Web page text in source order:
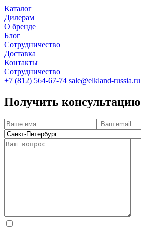
Каталог
Дилерам
О бренде
Блог
Сотрудничество
Доставка
Контакты
Сотрудничество
+7 (812) 564-67-74 sale@elkland-russia.ru
Получить консультацию